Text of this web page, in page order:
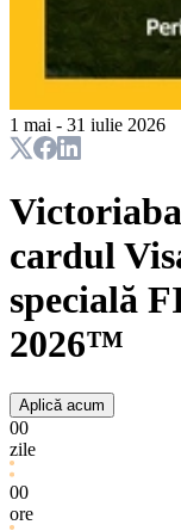
1 mai - 31 iulie 2026
cardul
specială
2026™
Aplică acum
00
zile
00
ore